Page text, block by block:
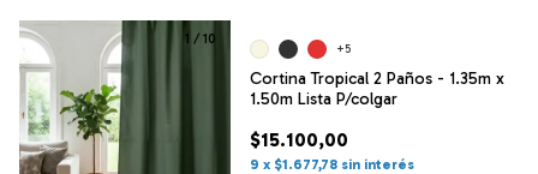
1 / 10
Cortina Tropical 2 Paños - 1.35m x
1.50m Lista P/colgar
$15.100,00
9 x $1.677,78 sin interés
+5